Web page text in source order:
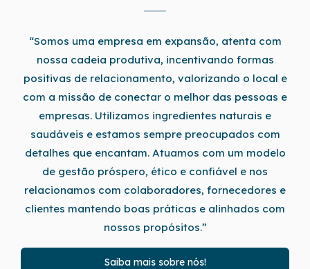
“Somos uma empresa em expansão, atenta com
nossa cadeia produtiva, incentivando formas
positivas de relacionamento, valorizando o local e
com a missão de conectar o melhor das pessoas e
empresas. Utilizamos ingredientes naturais e
saudáveis e estamos sempre preocupados com
detalhes que encantam. Atuamos com um modelo
de gestão próspero, ético e confiável e nos
relacionamos com colaboradores, fornecedores e
clientes mantendo boas práticas e alinhados com
nossos propósitos.”
Saiba mais sobre nós!